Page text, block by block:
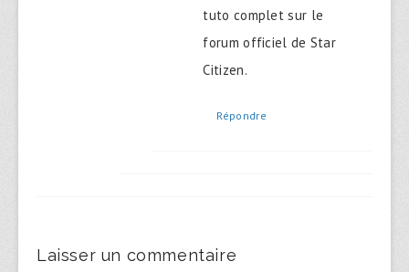
tuto complet sur le
forum officiel de Star
Citizen.
Répondre
Laisser un commentaire